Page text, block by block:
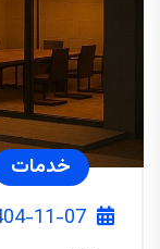
خدمات
11-07